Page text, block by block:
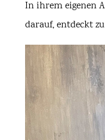
In ihrem eigenen
darauf, entdeckt